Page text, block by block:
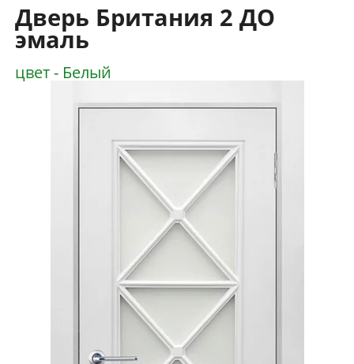
Установка
Доставка и оплата
Дверь Британия 2 ДО
эмаль
цвет - Белый